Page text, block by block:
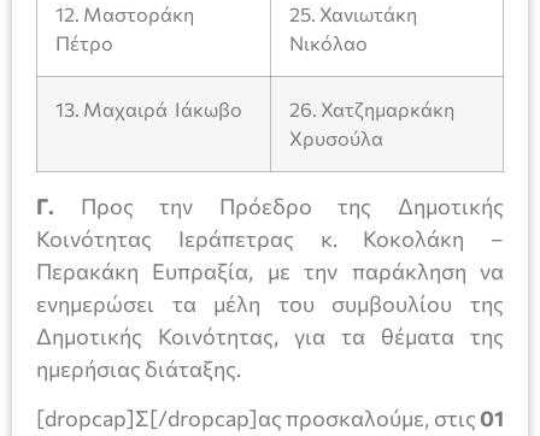
12. Μαστοράκη
Πέτρο
25. Χανιωτάκη
Νικόλαο
13. Μαχαιρά Ιάκωβο
26. Χατζημαρκάκη
Χρυσούλα
Γ. Προς την Πρόεδρο της Δημοτικής
Κοινότητας Ιεράπετρας κ. Κοκολάκη –
Περακάκη Ευπραξία, με την παράκληση να
ενημερώσει τα μέλη του συμβουλίου της
Δημοτικής Κοινότητας, για τα θέματα της
ημερήσιας διάταξης.
[dropcap]Σ[/dropcap]ας προσκαλούμε, στις01